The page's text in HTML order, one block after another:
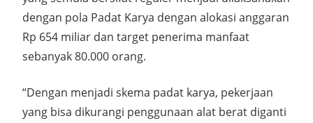
dengan pola Padat Karya dengan alokasi anggaran
Rp 654 miliar dan target penerima manfaat
sebanyak 80.000 orang.
“Dengan menjadi skema padat karya, pekerjaan
yang bisa dikurangi penggunaan alat berat diganti